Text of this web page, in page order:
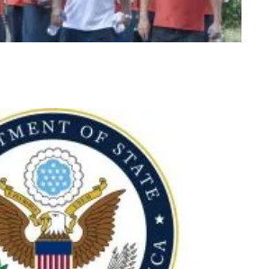
santai peringati 50 tahun